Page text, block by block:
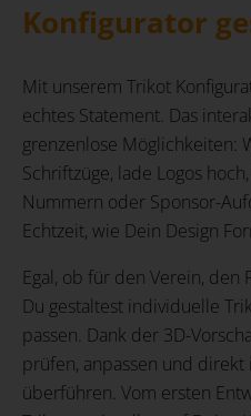
Konfigurator
Mit unserem Trikot
echtes Statement. Das
grenzenlose Möglichkeiten:
Schriftzüge, lade Logos
Nummern oder Sponsor-
Echtzeit, wie Dein Design
Egal, ob für den Verein, den
Du gestaltest individuelle
passen. Dank der 3D-
prüfen, anpassen und
überführen. Vom ersten